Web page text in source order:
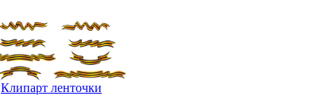
Клипарт ленточки